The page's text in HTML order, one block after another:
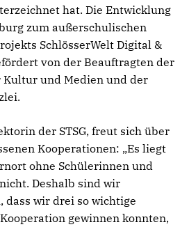
hat. Die Entwicklung
zum außerschulischen
SchlösserWelt Digital &
von der Beauftragten der
und Medien und der
der STSG, freut sich über
Kooperationen: „Es liegt
ohne Schülerinnen und
Deshalb sind wir
wir drei so wichtige
gewinnen konnten,